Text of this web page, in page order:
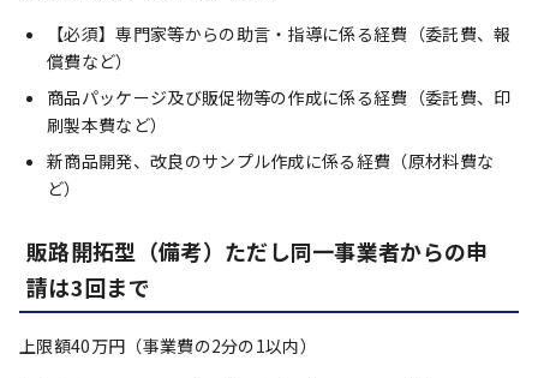
【必須】専門家等からの助言・指導に係る経費（委託費、報
償費など）
商品パッケージ及び販促物等の作成に係る経費（委託費、印
刷製本費など）
新商品開発、改良のサンプル作成に係る経費（原材料費な
ど）
販路開拓型（備考）ただし同一事業者からの申
請は3回まで
上限額40万円（事業費の2分の1以内）